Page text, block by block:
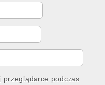
przeglądarce podczas